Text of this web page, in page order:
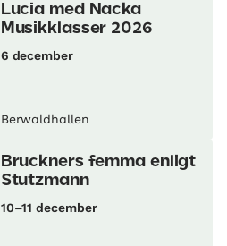
Lucia med Nacka
Musikklasser 2026
6 december
Berwaldhallen
Bruckners femma enligt
Stutzmann
10–11 december